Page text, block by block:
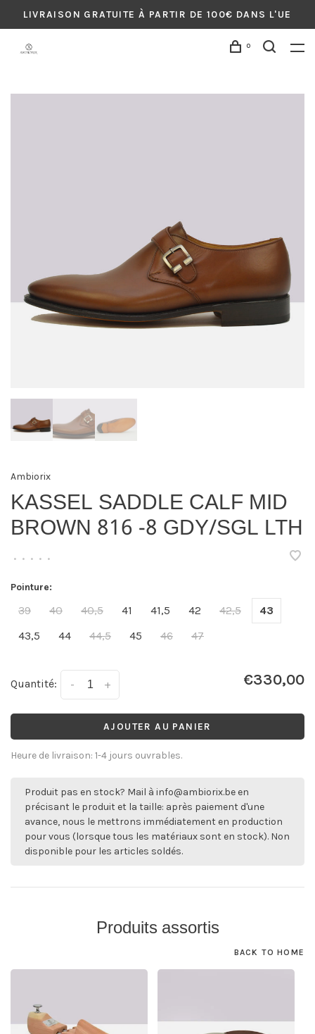
LIVRAISON GRATUITE À PARTIR DE 100€ DANS L'UE
0
Ambiorix
KASSEL SADDLE CALF MID
BROWN 816 -8 GDY/SGL LTH
• • • • •
Pointure:
39 40 40,5 41 41,5 42 42,5
43
43,5
44 44,5 45 46 47
Quantité: +
- €330,00
AJOUTER AU PANIER
Heure de livraison: 1-4 jours ouvrables.
Produit pas en stock? Mail à info@ambiorix.be en
précisant le produit et la taille: après paiement d'une
avance, nous le mettrons immédiatement en production
pour vous (lorsque tous les matériaux sont en stock). Non
disponible pour les articles soldés.
Produits assortis
BACK TO HOME